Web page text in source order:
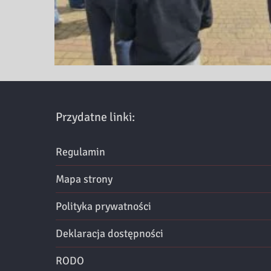
Przydatne linki:
Regulamin
Mapa strony
Polityka prywatności
Deklaracja dostępności
RODO